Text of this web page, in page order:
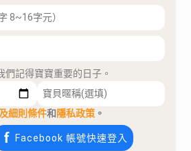
們記得寶寶重要的日子。
細則條件和隱私政策 。
Facebook 帳號快速登入